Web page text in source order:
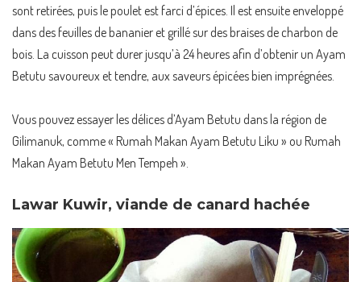
sont retirées, puis le poulet est farci d’épices. Il est ensuite enveloppé
dans des feuilles de bananier et grillé sur des braises de charbon de
bois. La cuisson peut durer jusqu’à 24 heures afin d’obtenir un Ayam
Betutu savoureux et tendre, aux saveurs épicées bien imprégnées.
Vous pouvez essayer les délices d’Ayam Betutu dans la région de
Gilimanuk, comme « Rumah Makan Ayam Betutu Liku » ou Rumah
Makan Ayam Betutu Men Tempeh ».
Lawar Kuwir, viande de canard hachée